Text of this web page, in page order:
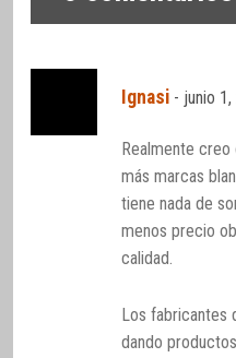
Ignasi - junio
Realmente
más marcas
tiene nada de
menos precio
calidad.
Los fabricantes
dando